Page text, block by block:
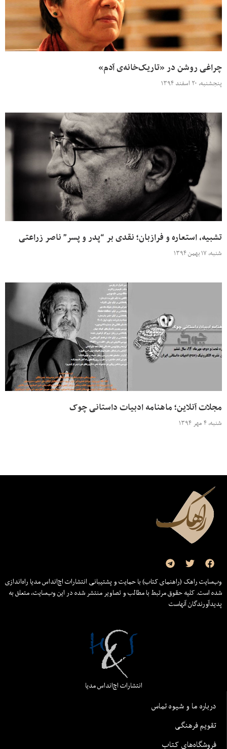
چراغی روشن در «تاریک‌خانه‌ی آدم»
پنجشنبه، ۲۰ اسفند ۱۳۹۴
تشبیه، استعاره و فرازبان؛ نقدی بر “پدر و پسر” ناصر زراعتی
شنبه، ۱۷ بهمن ۱۳۹۴
مجلات آنلاین؛ ماهنامه ادبیات داستانی چوک
شنبه، ۴ مهر ۱۳۹۴
وب‌سایت راهک (راهنمای کتاب) با حمایت و پشتیبانی انتشارات اچ‌اند‌اس مدیا راه‌اندازی
شده است. کلیه حقوق مرتبط با مطالب و تصاویر منتشر شده در این وب‌سایت، متعلق به
پدیدآورندگان آنهاست
انتشارات اچ‌اند‌اس مدیا
درباره ما و شیوه تماس
تقویم فرهنگی
فروشگاه‌های کتاب